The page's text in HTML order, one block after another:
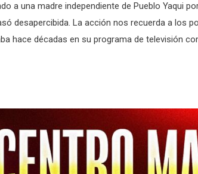
a una madre independiente de Pueblo Yaqui
desapercibida. La acción nos recuerda a los
hace décadas en su programa de televisión